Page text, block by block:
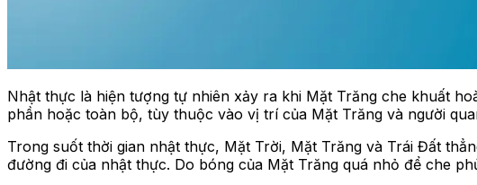
Nhật thực là hiện tượng tự nhiên xảy ra khi Mặt Trăng che khuất
phần hoặc toàn bộ, tùy thuộc vào vị trí của Mặt Trăng và người
Trong suốt thời gian nhật thực, Mặt Trời, Mặt Trăng và Trái Đất
đường đi của nhật thực. Do bóng của Mặt Trăng quá nhỏ để che